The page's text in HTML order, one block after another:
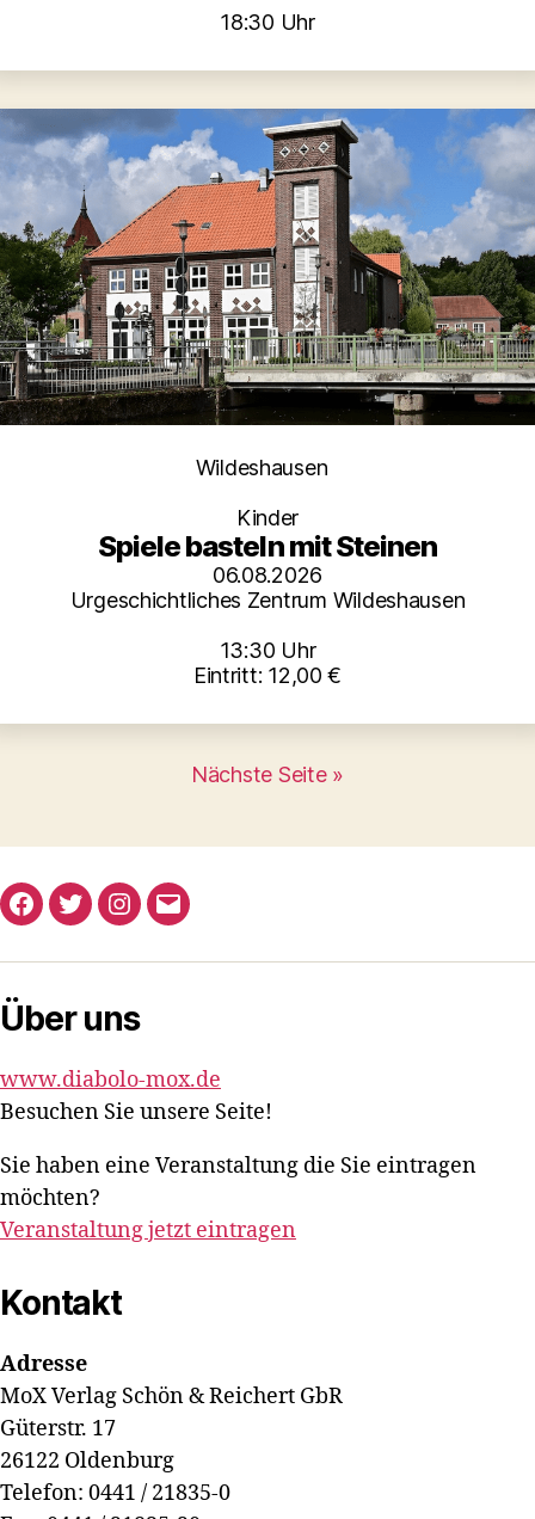
18:30 Uhr
Kategorien
Wildeshausen
Kinder
Spiele basteln mit Steinen
06.08.2026
Urgeschichtliches Zentrum Wildeshausen
13:30 Uhr
Eintritt: 12,00 €
Nächste Seite »
Facebook
TwitterInstagram
E-
Über uns
www.diabolo-mox.de
Besuchen Sie unsere Seite!
Sie haben eine Veranstaltung die Sie eintragen
möchten?
Veranstaltung jetzt eintragen
Kontakt
Adresse
MoX Verlag Schön & Reichert GbR
Güterstr. 17
26122 Oldenburg
Telefon: 0441 / 21835-0